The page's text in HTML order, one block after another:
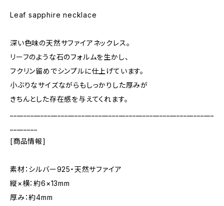
Leaf sapphire necklace
深い色味の天然サファイアネックレス。
リーフのような石のフォルムを生かし、
フクリン留めでシンプルに仕上げています。
小ぶりなサイズながらもしっかりした厚みが
きちんとした存在感を与えてくれます。
[商品情報]
素材：シルバー925・天然サファイア
縦×横：約6×13mm
厚み：約4mm